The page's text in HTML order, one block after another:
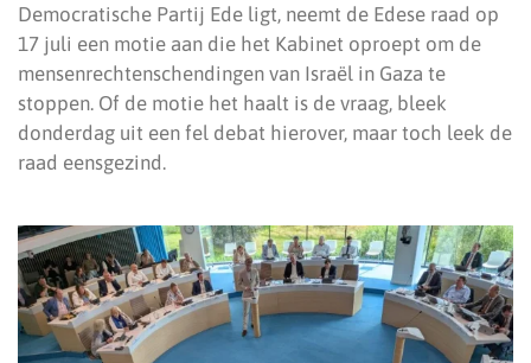
Democratische Partij Ede ligt, neemt de Edese raad op
17 juli een motie aan die het Kabinet oproept om de
mensenrechtenschendingen van Israël in Gaza te
stoppen. Of de motie het haalt is de vraag, bleek
donderdag uit een fel debat hierover, maar toch leek de
raad eensgezind.